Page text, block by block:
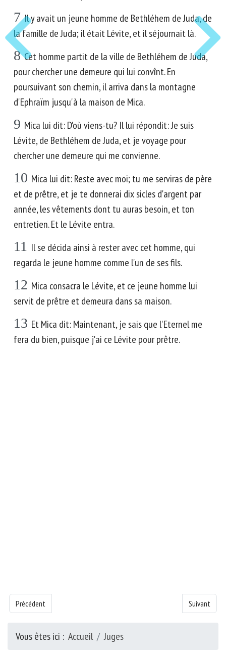
7 Il y avait un jeune homme de Bethléhem de Juda, de
la famille de Juda; il était Lévite, et il séjournait là.
8 Cet homme partit de la ville de Bethléhem de Juda,
pour chercher une demeure qui lui convînt. En
poursuivant son chemin, il arriva dans la montagne
d'Ephraïm jusqu'à la maison de Mica.
9 Mica lui dit: D'où viens-tu? Il lui répondit: Je suis
Lévite, de Bethléhem de Juda, et je voyage pour
chercher une demeure qui me convienne.
10 Mica lui dit: Reste avec moi; tu me serviras de père
et de prêtre, et je te donnerai dix sicles d'argent par
année, les vêtements dont tu auras besoin, et ton
entretien. Et le Lévite entra.
11 Il se décida ainsi à rester avec cet homme, qui
regarda le jeune homme comme l'un de ses fils.
12 Mica consacra le Lévite, et ce jeune homme lui
servit de prêtre et demeura dans sa maison.
13 Et Mica dit: Maintenant, je sais que l'Eternel me
fera du bien, puisque j'ai ce Lévite pour prêtre.
Article précédent : Livre de la Juges - Chapitre 16
Précédent Article
Suivant
Vous êtes ici : Accueil Juges